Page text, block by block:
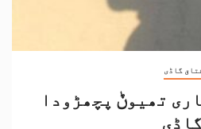
گاڈی
تھیوݨ پچھڑودا